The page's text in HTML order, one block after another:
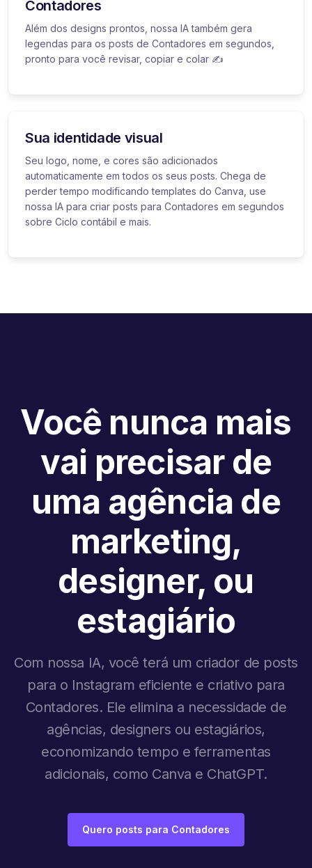
Contadores
Além dos designs prontos, nossa IA também gera
legendas para os posts de Contadores em segundos,
pronto para você revisar, copiar e colar ✍️
Sua identidade visual
Seu logo, nome, e cores são adicionados
automaticamente em todos os seus posts. Chega de
perder tempo modificando templates do Canva, use
nossa IA para criar posts para Contadores em segundos
sobre Ciclo contábil e mais.
Você nunca mais
vai precisar de
uma agência de
marketing,
designer, ou
estagiário
Com nossa IA, você terá um criador de posts
para o Instagram eficiente e criativo para
Contadores. Ele elimina a necessidade de
agências, designers ou estagiários,
economizando tempo e ferramentas
adicionais, como Canva e ChatGPT.
Quero posts para Contadores